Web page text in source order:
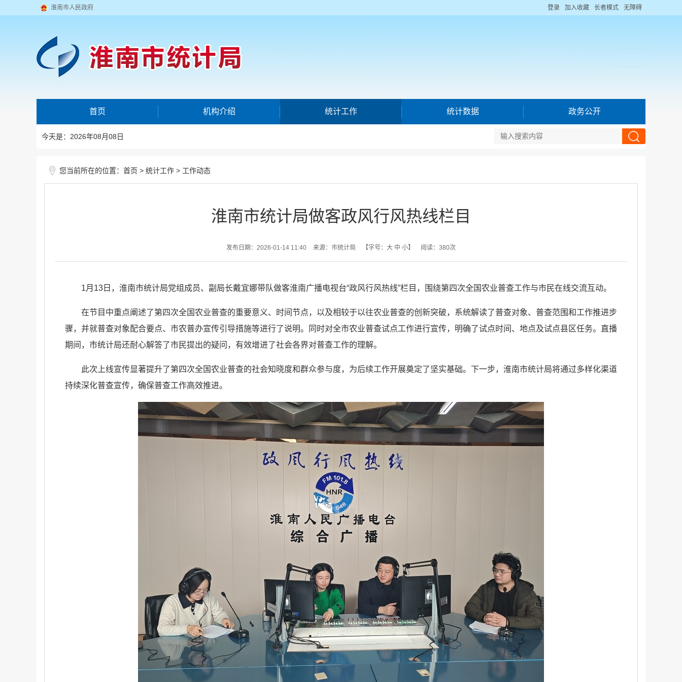
淮南市人民政府 登录 加入收藏 长者模式 无障碍
首页 机构介绍 统计工作 统计数据 政务公开
今天是：2026年08月08日
您当前所在的位置： 首页 > 统计工作 > 工作动态
淮南市统计局做客政风行风热线栏目
发布日期：2026-01-14 11:40 来源：市统计局 【字号： 大 中 小】 阅读： 380次
1月13日，淮南市统计局党组成员、副局长戴宜娜带队做客淮南广播电视台“政风行风热线”栏目，围绕第四次全国农业普查工作与市民在线交流互动。
在节目中重点阐述了第四次全国农业普查的重要意义、时间节点，以及相较于以往农业普查的创新突破，系统解读了普查对象、普查范围和工作推进步
骤，并就普查对象配合要点、市农普办宣传引导措施等进行了说明。同时对全市农业普查试点工作进行宣传，明确了试点时间、地点及试点县区任务。直播
期间，市统计局还耐心解答了市民提出的疑问，有效增进了社会各界对普查工作的理解。
此次上线宣传显著提升了第四次全国农业普查的社会知晓度和群众参与度，为后续工作开展奠定了坚实基础。下一步，淮南市统计局将通过多样化渠道
持续深化普查宣传，确保普查工作高效推进。